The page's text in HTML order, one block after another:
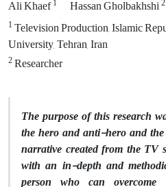
Ali Khaef1 Hassan Gholbakhshi2
1Television Production, Islamic
University, Tehran, Iran
2Researcher
The purpose of this research
the hero and anti-hero and
narrative created from the TV
with an in-depth and
person who can